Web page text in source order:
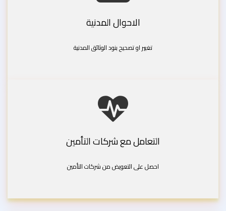
الاحوال المدنية
تغيير او تصحيح بنود الوثائق المدنية
التعامل مع شركات التأمين
احصل على التعويض من شركات التأمين